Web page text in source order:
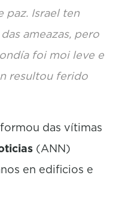
paz. Israel ten
ameazas, pero
foi moi leve e
resultou ferido
das vítimas
(ANN)
en edificios e